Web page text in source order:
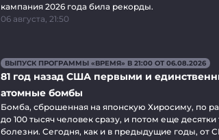
кампания 2026 года била рекорды.
06 августа, 21:50
ВЫПУСК ПРОГРАММЫ «ВРЕМЯ» В 21:00 ОТ 06.08.2026
81 год назад США первыми и
атомные бомбы
Бомба, сброшенная на японскую Хиросиму, по
до 100 тысяч человек сразу, и потом еще
болезни. Сегодня, как и в предыдущие годы, от